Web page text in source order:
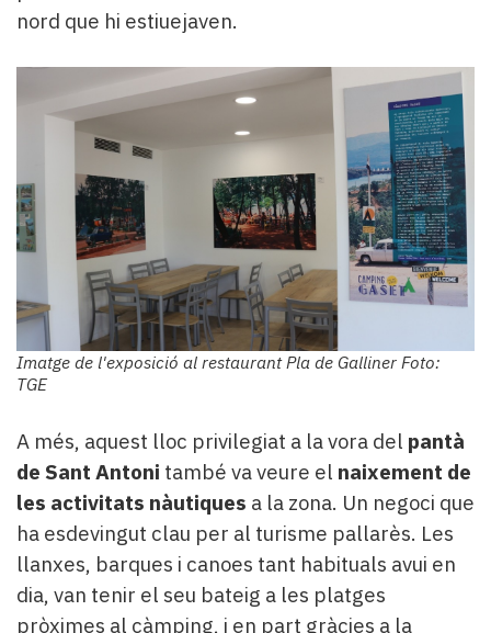
nord que hi estiuejaven.
Imatge de l'exposició al restaurant Pla de Galliner Foto:
TGE
A més, aquest lloc privilegiat a la vora del pantà
de Sant Antoni també va veure el naixement de
les activitats nàutiques a la zona. Un negoci que
ha esdevingut clau per al turisme pallarès. Les
llanxes, barques i canoes tant habituals avui en
dia, van tenir el seu bateig a les platges
pròximes al càmping, i en part gràcies a la